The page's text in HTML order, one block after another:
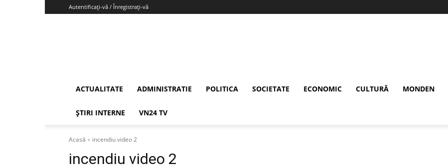
Autentificați-vă / Înregistrați-vă
ACTUALITATE ADMINISTRATIE POLITICA SOCIETATE ECONOMIC CULTURĂ MONDEN
ȘTIRI INTERNE VN24 TV
Acasă incendiu video 2
incendiu video 2